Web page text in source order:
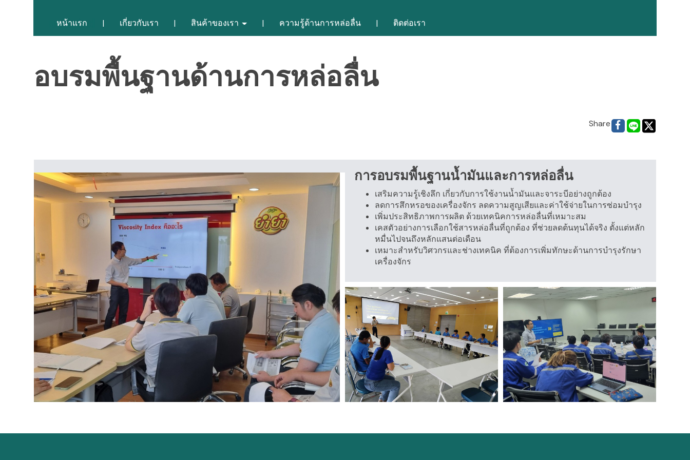
หน้าแรก เกี่ยวกับเรา สินค้าของเรา ความรู้ด้านการหล่อลื่น ติดต่อเรา
อบรมพื้นฐานด้านการหล่อลื่น
Share
การอบรมพื้นฐานน้ำมันและการหล่อลื่น
เสริมความรู้เชิงลึก เกี่ยวกับการใช้งานน้ำมันและจาระบีอย่างถูกต้อง
ลดการสึกหรอของเครื่องจักร ลดความสูญเสียและค่าใช้จ่ายในการซ่อมบำรุง
เพิ่มประสิทธิภาพการผลิต ด้วยเทคนิคการหล่อลื่นที่เหมาะสม
เคสตัวอย่างการเลือกใช้สารหล่อลื่นที่ถูกต้อง ที่ช่วยลดต้นทุนได้จริง ตั้งแต่หลัก
หมื่นไปจนถึงหลักแสนต่อเดือน
เหมาะสำหรับวิศวกรและช่างเทคนิค ที่ต้องการเพิ่มทักษะด้านการบำรุงรักษา
เครื่องจักร